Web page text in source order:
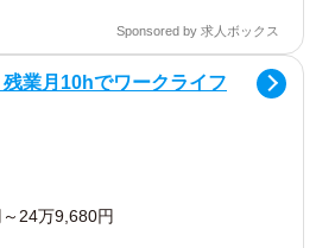
Sponsored by 求人ボックス
残業月10hでワークライフ
24万9,680円